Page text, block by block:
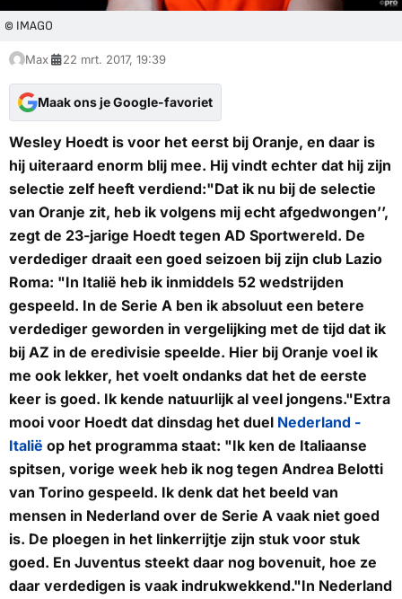
© IMAGO
Max 22 mrt. 2017, 19:39
Maak ons je Google-favoriet
Wesley Hoedt is voor het eerst bij Oranje, en daar is
hij uiteraard enorm blij mee. Hij vindt echter dat hij zijn
selectie zelf heeft verdiend:"Dat ik nu bij de selectie
van Oranje zit, heb ik volgens mij echt afgedwongen’’,
zegt de 23-jarige Hoedt tegen AD Sportwereld. De
verdediger draait een goed seizoen bij zijn club Lazio
Roma: "In Italië heb ik inmiddels 52 wedstrijden
gespeeld. In de Serie A ben ik absoluut een betere
verdediger geworden in vergelijking met de tijd dat ik
bij AZ in de eredivisie speelde. Hier bij Oranje voel ik
me ook lekker, het voelt ondanks dat het de eerste
keer is goed. Ik kende natuurlijk al veel jongens."Extra
mooi voor Hoedt dat dinsdag het duel Nederland -
Italië op het programma staat: "Ik ken de Italiaanse
spitsen, vorige week heb ik nog tegen Andrea Belotti
van Torino gespeeld. Ik denk dat het beeld van
mensen in Nederland over de Serie A vaak niet goed
is. De ploegen in het linkerrijtje zijn stuk voor stuk
goed. En Juventus steekt daar nog bovenuit, hoe ze
daar verdedigen is vaak indrukwekkend."In Nederland